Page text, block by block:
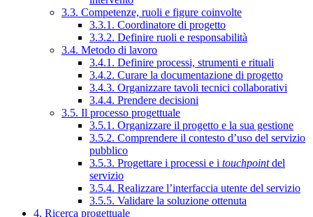
3.3. Competenze, ruoli e figure coinvolte
3.3.1. Coordinatore di progetto
3.3.2. Definire ruoli e responsabilità
3.4. Metodo di lavoro
3.4.1. Definire processi, strumenti e rituali
3.4.2. Curare la documentazione di progetto
3.4.3. Organizzare tavoli tecnici collaborativi
3.4.4. Prendere decisioni
3.5. Il processo progettuale
3.5.1. Organizzare il progetto e la sua gestione
3.5.2. Comprendere il contesto d’uso del servizio
pubblico
3.5.3. Progettare i processi e i touchpointdel
servizio
3.5.4. Realizzare l’interfaccia utente del servizio
3.5.5. Validare la soluzione ottenuta
4. Ricerca progettuale